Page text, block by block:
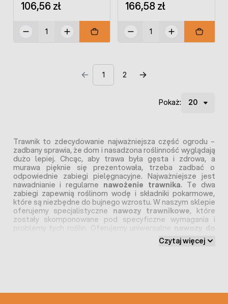
106,56 zł 166,58 zł
1 2
Pokaż:
Trawnik to zdecydowanie najważniejsza część ogrodu –
zadbany sprawia, że dom i nasadzona roślinność wyglądają
dużo lepiej. Chcąc, aby trawa była gęsta i zdrowa, a
murawa pięknie się prezentowała, trzeba zadbać o
odpowiednie zabiegi pielęgnacyjne. Najważniejsze jest
nawadnianie i regularne nawożenie trawnika. Te dwa
zabiegi zapewnią roślinom wodę i składniki pokarmowe,
które są niezbędne do bujnego wzrostu. W naszym sklepie
oferujemy specjalistyczne nawozy trawnikowe, które
zostały skomponowane pod specyficzne wymagania i
problemy tych roślin. Oferujemy uniwersalne
nawozy do
, preparaty sezonowe i dedykowane konkretnym
, czy nawóz
Czytaj więcej